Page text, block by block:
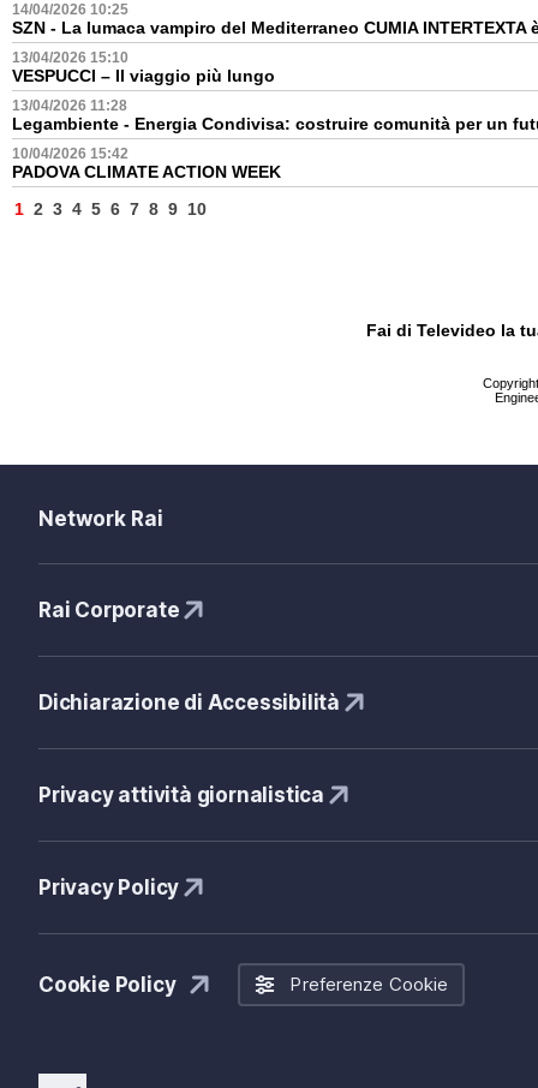
14/04/2026 10:25
SZN - La lumaca vampiro del Mediterraneo CUMIA
13/04/2026 15:10
VESPUCCI – Il viaggio più lungo
13/04/2026 11:28
Legambiente - Energia Condivisa: costruire comunità per un
10/04/2026 15:42
PADOVA CLIMATE ACTION WEEK
1 2 3 4 5 6 7 8 9 10
Fai di Televideo la